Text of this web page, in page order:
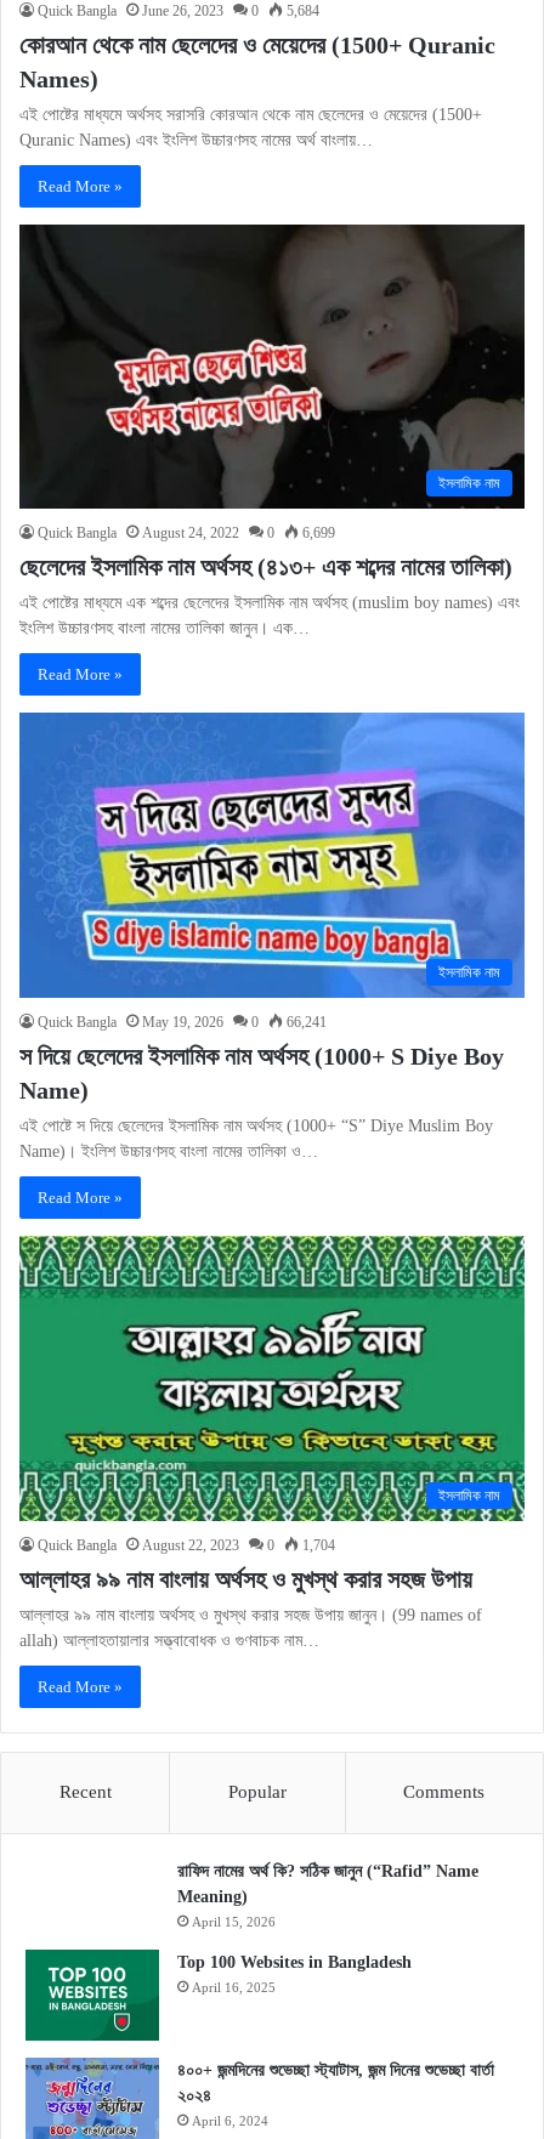
Quick Bangla June 26, 2023 0 5,684
কোরআন থেকে নাম ছেলেদের ও মেয়েদের (1500+ Quranic
Names)
এই পোষ্টের মাধ্যমে অর্থসহ সরাসরি কোরআন থেকে নাম ছেলেদের ও মেয়েদের (1500+
Quranic Names) এবং ইংলিশ উচ্চারণসহ নামের অর্থ বাংলায়…
Read More »
ইসলামিক নাম
Quick Bangla August 24, 2022 0 6,699
ছেলেদের ইসলামিক নাম অর্থসহ (৪১৩+ এক শব্দের নামের তালিকা)
এই পোষ্টের মাধ্যমে এক শব্দের ছেলেদের ইসলামিক নাম অর্থসহ (muslim boy names) এবং
ইংলিশ উচ্চারণসহ বাংলা নামের তালিকা জানুন। এক…
Read More »
ইসলামিক নাম
Quick Bangla May 19, 2026 0 66,241
স দিয়ে ছেলেদের ইসলামিক নাম অর্থসহ (1000+ S Diye Boy
Name)
এই পোষ্টে স দিয়ে ছেলেদের ইসলামিক নাম অর্থসহ (1000+ “S” Diye Muslim Boy
Name)। ইংলিশ উচ্চারণসহ বাংলা নামের তালিকা ও…
Read More »
ইসলামিক নাম
Quick Bangla August 22, 2023 0 1,704
আল্লাহর ৯৯ নাম বাংলায় অর্থসহ ও মুখস্থ করার সহজ উপায়
আল্লাহর ৯৯ নাম বাংলায় অর্থসহ ও মুখস্থ করার সহজ উপায় জানুন। (99 names of
allah) আল্লাহতায়ালার সত্ত্বাবোধক ও গুণবাচক নাম…
Read More »
Recent Popular Comments
রাফিদ নামের অর্থ কি? সঠিক জানুন (“Rafid” Name
Meaning)
April 15, 2026
Top 100 Websites in Bangladesh
April 16, 2025
৪০০+ জন্মদিনের শুভেচ্ছা স্ট্যাটাস, জন্ম দিনের শুভেচ্ছা বার্তা
২০২৪
April 6, 2024